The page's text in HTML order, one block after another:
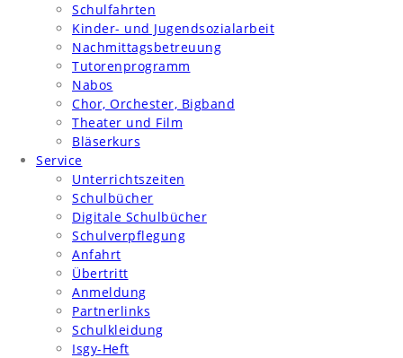
Schulfahrten
Kinder- und Jugendsozialarbeit
Nachmittagsbetreuung
Tutorenprogramm
Nabos
Chor, Orchester, Bigband
Theater und Film
Bläserkurs
Service
Unterrichtszeiten
Schulbücher
Digitale Schulbücher
Schulverpflegung
Anfahrt
Übertritt
Anmeldung
Partnerlinks
Schulkleidung
Isgy-Heft